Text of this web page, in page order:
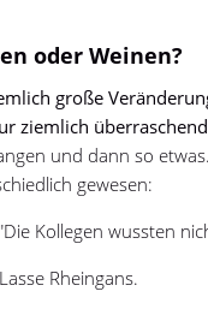
oder Weinen?
große
ziemlich
und dann so
gewesen:
"Die Kollegen wussten
Rheingans.